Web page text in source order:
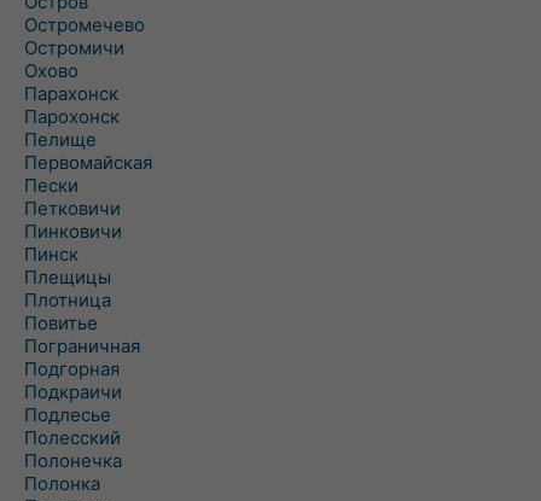
Остромечево
Остромичи
Охово
Парахонск
Парохонск
Пелище
Первомайская
Пески
Петковичи
Пинковичи
Пинск
Плещицы
Плотница
Повитье
Пограничная
Подгорная
Подкраичи
Подлесье
Полесский
Полонечка
Полонка